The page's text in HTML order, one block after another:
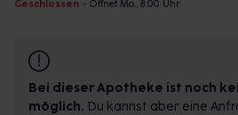
Geschlossen • Öffnet Mo., 8:00 Uhr
Bei dieser Apotheke ist noch
möglich. Du kannst aber eine